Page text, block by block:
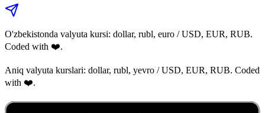
O'zbekistonda valyuta kursi: dollar, rubl, euro / USD, EUR, RUB.
Coded with ❤️.
Aniq valyuta kurslari: dollar, rubl, yevro / USD, EUR, RUB. Coded
with ❤️.